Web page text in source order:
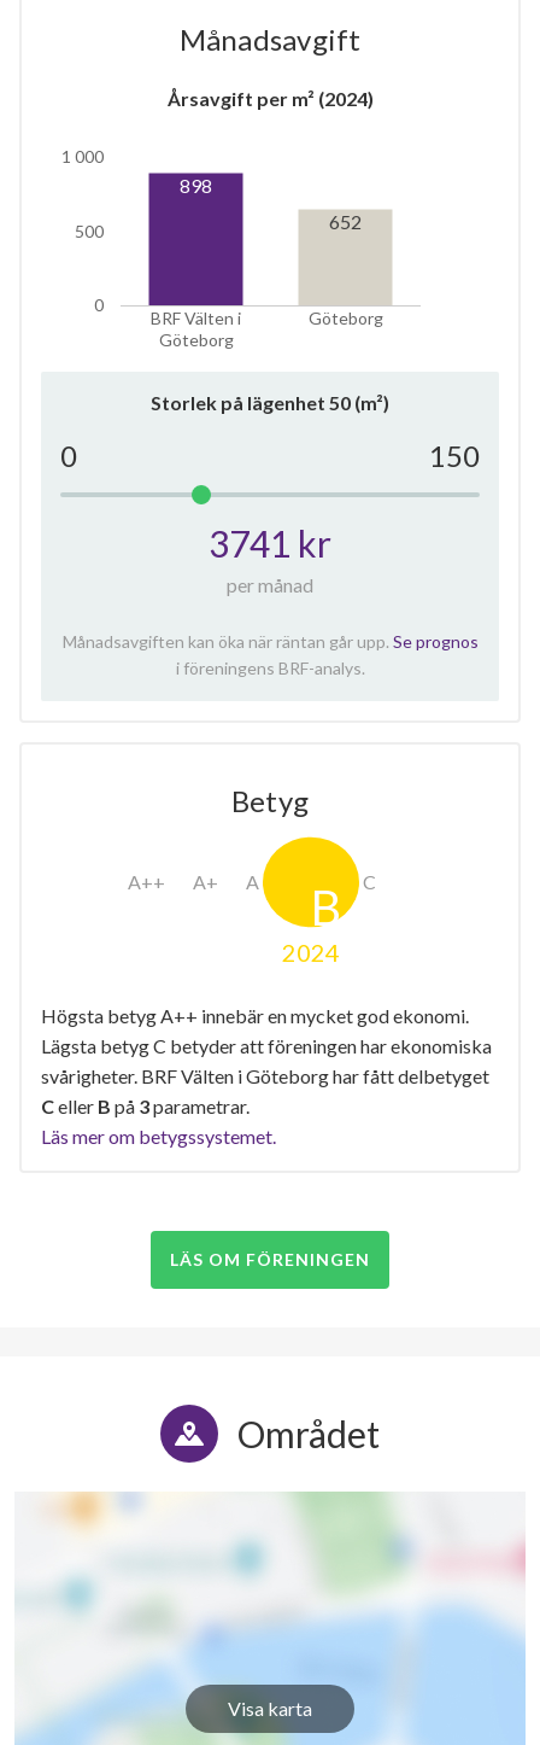
5
lägenheter
Månadsavgift
Årsavgift per m² (2024)
BRF Välten i
Göteborg
Göteborg
0
500
1 000
898
652
Storlek på lägenhet 50 (m²)
0 150
3741 kr
per månad
Månadsavgiften kan öka när räntan går upp. Se prognos
i föreningens BRF-analys.
Betyg
2024
Högsta betyg A++ innebär en mycket god ekonomi.
Lägsta betyg C betyder att föreningen har ekonomiska
svårigheter. BRF Välten i Göteborg har fått delbetyget
Celler B på 3parametrar.
Läs mer om betygssystemet.
LÄS OM FÖRENINGEN
Området
Visa karta